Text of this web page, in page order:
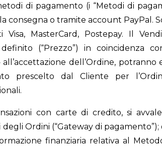
di pagamento (i “Metodi di
consegna o tramite account PayPal.
MasterCard, Postepay. Il
(“Prezzo”) in coincidenza
dell’Ordine, potranno
prescelto dal Cliente per
con carte di credito, si
Ordini (“Gateway di pagamento”);
finanziaria relativa al